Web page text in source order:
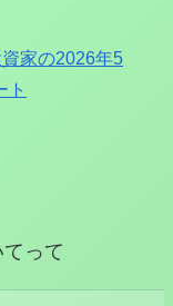
家の2026年5
ト
って